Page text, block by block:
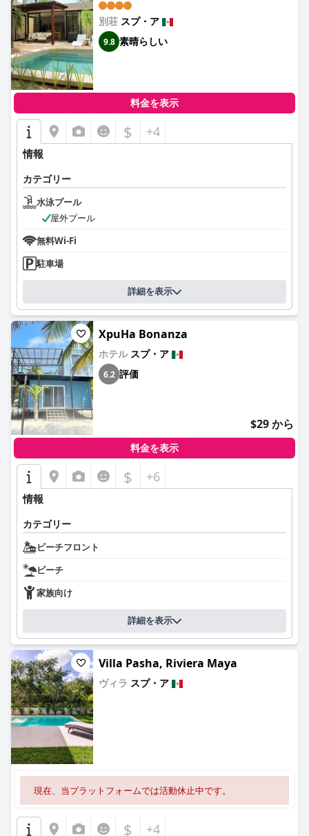
別荘 スプ・ア
9.8 素晴らしい
料金を表示
$ +4
情報
カテゴリー
水泳プール
屋外プール
無料Wi-Fi
駐車場
詳細を表示
XpuHa Bonanza
ホテル スプ・ア
6.2 評価
$29 から
料金を表示
$ +6
情報
カテゴリー
ビーチフロント
ビーチ
家族向け
詳細を表示
Villa Pasha, Riviera Maya
ヴィラ スプ・ア
現在、当プラットフォームでは活動休止中です。
$ +4